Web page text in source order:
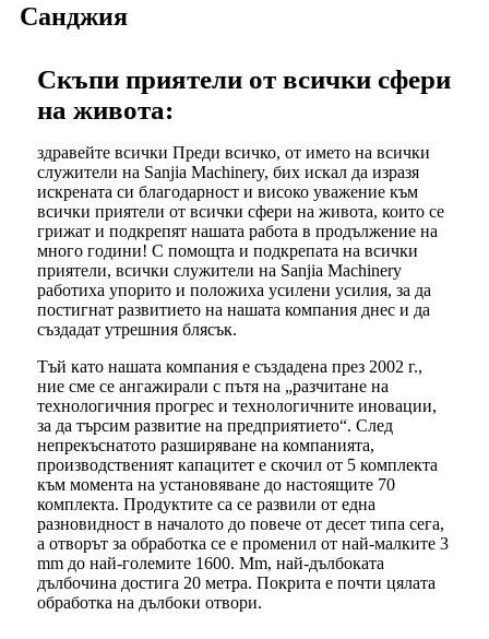
Санджия
Скъпи приятели от всички сфери
на живота:
здравейте всички Преди всичко, от името на всички
служители на Sanjia Machinery, бих искал да изразя
искрената си благодарност и високо уважение към
всички приятели от всички сфери на живота, които се
грижат и подкрепят нашата работа в продължение на
много години! С помощта и подкрепата на всички
приятели, всички служители на Sanjia Machinery
работиха упорито и положиха усилени усилия, за да
постигнат развитието на нашата компания днес и да
създадат утрешния блясък.
Тъй като нашата компания е създадена през 2002 г.,
ние сме се ангажирали с пътя на „разчитане на
технологичния прогрес и технологичните иновации,
за да търсим развитие на предприятието“. След
непрекъснатото разширяване на компанията,
производственият капацитет е скочил от 5 комплекта
към момента на установяване до настоящите 70
комплекта. Продуктите са се развили от една
разновидност в началото до повече от десет типа сега,
а отворът за обработка се е променил от най-малките 3
mm до най-големите 1600. Mm, най-дълбоката
дълбочина достига 20 метра. Покрита е почти цялата
обработка на дълбоки отвори.